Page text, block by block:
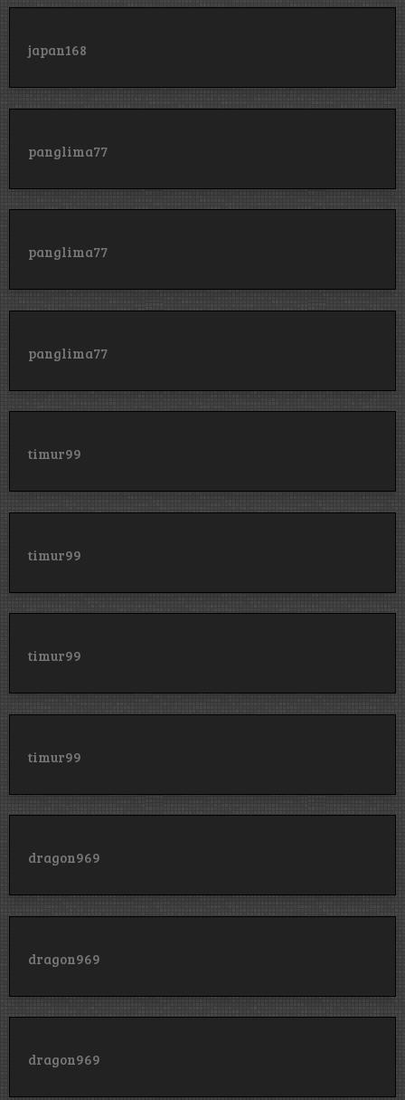
japan168
panglima77
panglima77
panglima77
timur99
timur99
timur99
timur99
dragon969
dragon969
dragon969